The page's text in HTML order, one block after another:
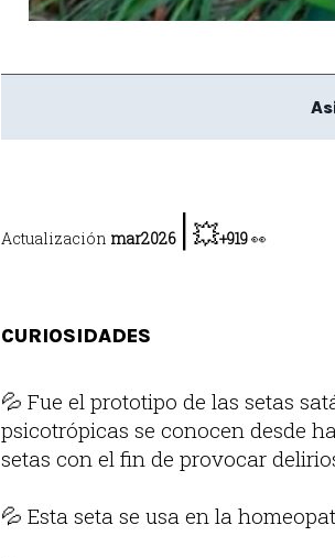
Actualización mar2026 |💥+919👀
CURIOSIDADES
💦 Fue el prototipo de las setas
psicotrópicas se conocen desde
setas con el fin de provocar
💦 Esta seta se usa en la